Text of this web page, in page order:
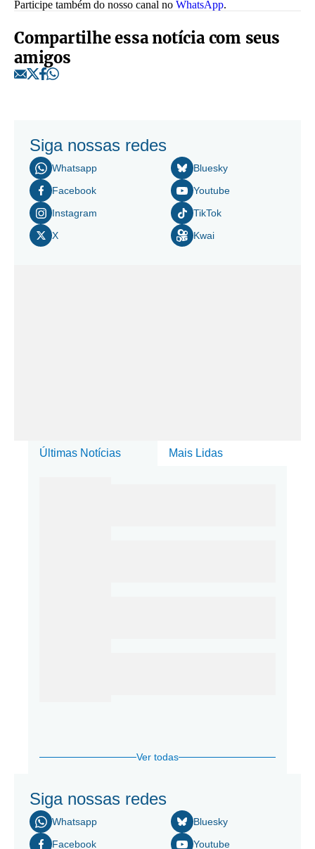
Participe também do nosso canal no WhatsApp.
Compartilhe essa notícia com seus
amigos
Siga nossas redes
Whatsapp
Facebook
Instagram
X
Bluesky
Youtube
TikTok
Kwai
Últimas Notícias Mais Lidas
Ver todas
Siga nossas redes
Whatsapp
Facebook
Bluesky
Youtube